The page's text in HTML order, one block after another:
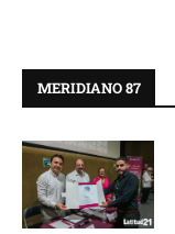
MERIDIANO 87